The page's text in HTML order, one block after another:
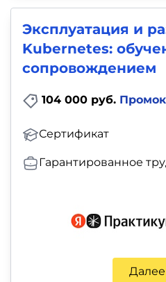
Эксплуатация и
Kubernetes:
сопровождением
104 000 руб.
Сертификат
Гарантированное
Далее